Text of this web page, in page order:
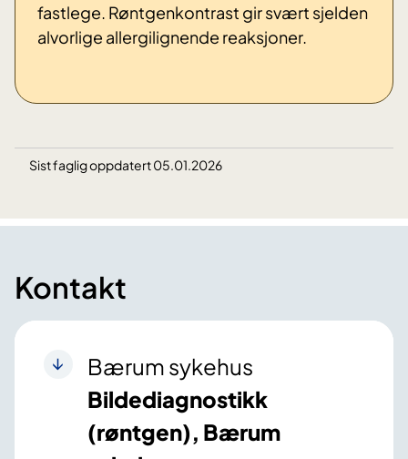
fastlege. Røntgenkontrast gir svært sjelden
alvorlige allergilignende reaksjoner.
Sist faglig oppdatert 05.01.2026
Kontakt
Bærum sykehus
Bildediagnostikk
(røntgen), Bærum